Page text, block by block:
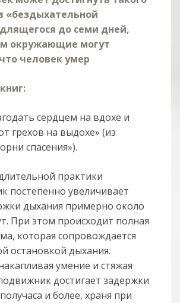
«бездыхательной
до семи дней,
окружающие могут
человек умер
сердцем на вдохе и
грехов на выдохе» (из
спасения»).
практики
постепенно увеличивает
дыхания примерно около
При этом происходит полная
которая сопровождается
остановкой дыхания.
умение и стяжая
достигает задержки
и более, храня при